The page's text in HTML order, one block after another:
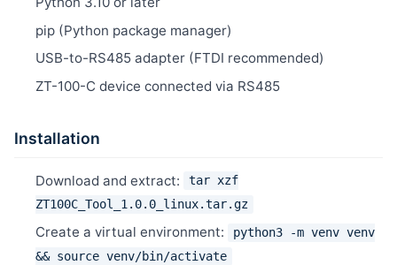
pip (Python package manager)
USB-to-RS485 adapter (FTDI recommended)
ZT-100-C device connected via RS485
Installation
Download and extract:
tar xzf
ZT100C_Tool_1.0.0_linux.tar.gz
Create a virtual environment:
python3 -m venv venv
&& source venv/bin/activate